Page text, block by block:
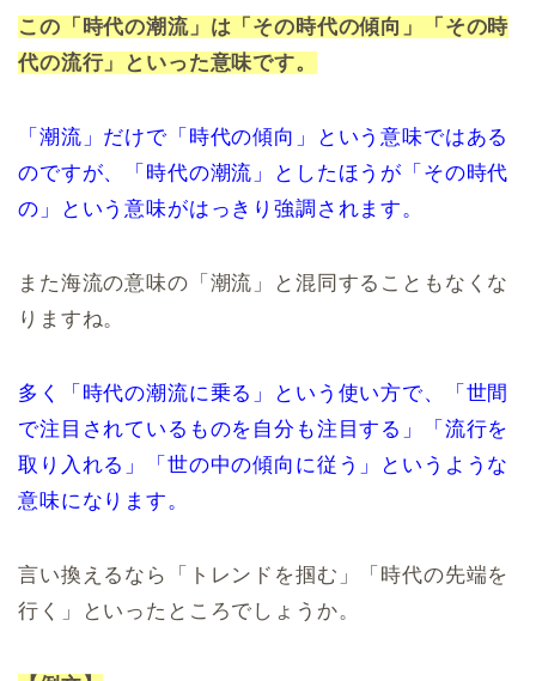
この「時代の潮流」は「その時代の傾向」「その時
代の流行」といった意味です。
「潮流」だけで「時代の傾向」という意味ではある
のですが、「時代の潮流」としたほうが「その時代
の」という意味がはっきり強調されます。
また海流の意味の「潮流」と混同することもなくな
りますね。
多く「時代の潮流に乗る」という使い方で、「世間
で注目されているものを自分も注目する」「流行を
取り入れる」「世の中の傾向に従う」というような
意味になります。
言い換えるなら「トレンドを掴む」「時代の先端を
行く」といったところでしょうか。